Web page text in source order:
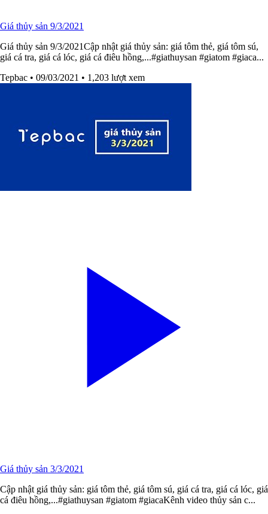
Giá thủy sản 9/3/2021
Giá thủy sản 9/3/2021Cập nhật giá thủy sản: giá tôm thẻ, giá tôm sú,
giá cá tra, giá cá lóc, giá cá điêu hồng,...#giathuysan​​ #giatom​​ #giaca​​...
Tepbac • 09/03/2021 • 1,203 lượt xem
Giá thủy sản 3/3/2021
Cập nhật giá thủy sản: giá tôm thẻ, giá tôm sú, giá cá tra, giá cá lóc, giá
cá điêu hồng,...#giathuysan​​ #giatom​​ #giaca​​Kênh video thủy sản c...